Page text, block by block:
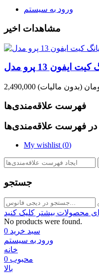
ورود به سیستم
مشاهدات اخیر
تومان (بدون مالیات)
فهرست علاقه‌مندی‌ها
در فهرست علاقه‌مندی‌ها
My wishlist (0)
جستجو
No products were found.
سبد خرید 0
ورود به سیستم
خانه
محبوب 0
بالا